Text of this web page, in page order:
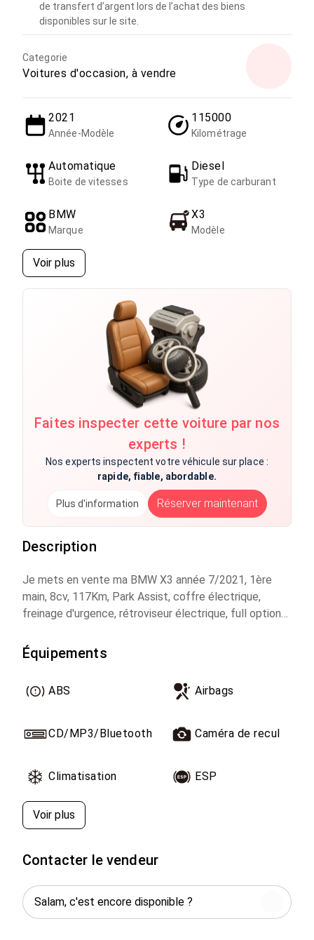
de transfert d’argent lors de l’achat des biens
disponibles sur le site.
Categorie
Voitures d'occasion, à vendre
2021
Année-Modèle
115000
Kilométrage
Automatique
Boite de vitesses
Diesel
Type de carburant
BMW
Marque
X3
Modèle
Voir plus
Faites inspecter cette voiture par nos
experts !
Nos experts inspectent votre véhicule sur place :
rapide, fiable, abordable.
Plus d'information Réserver maintenant
Description
Je mets en vente ma BMW X3 année 7/2021, 1ère
main, 8cv, 117Km, Park Assist, coffre électrique,
freinage d'urgence, rétroviseur électrique, full options.
reprise.
Équipements
ABS Airbags
CD/MP3/Bluetooth Caméra de recul
Climatisation ESP
Voir plus
Contacter le vendeur